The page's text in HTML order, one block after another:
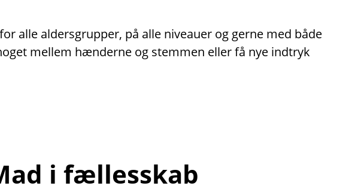
alle aldersgrupper, på alle niveauer og gerne med både
mellem hænderne og stemmen eller få nye indtryk
i fællesskab